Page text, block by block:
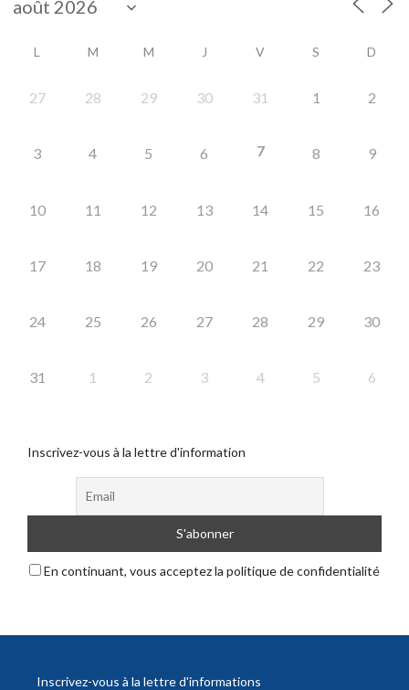
L M M J V S D
27 28 29 30 31 1 2
3 4 5 6 7 8 9
10 11 12 13 14 15 16
17 18 19 20 21 22 23
24 25 26 27 28 29 30
31 1 2 3 4 5 6
Inscrivez-vous à la lettre d'information
En continuant, vous acceptez la politique de confidentialité
Inscrivez-vous à la lettre d'informations